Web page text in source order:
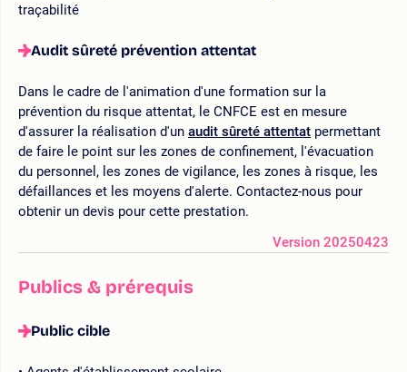
traçabilité
Audit sûreté prévention attentat
Dans le cadre de l'animation d'une formation sur la
prévention du risque attentat, le CNFCE est en mesure
d'assurer la réalisation d'un audit sûreté attentat permettant
de faire le point sur les zones de confinement, l'évacuation
du personnel, les zones de vigilance, les zones à risque, les
défaillances et les moyens d'alerte. Contactez-nous pour
obtenir un devis pour cette prestation.
Version 20250423
Publics & prérequis
Public cible